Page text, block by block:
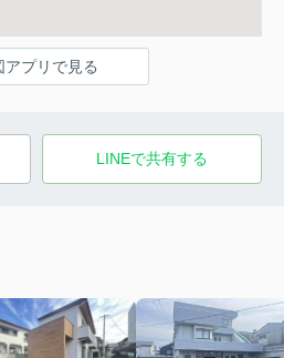
アプリで見る
LINEで共有する